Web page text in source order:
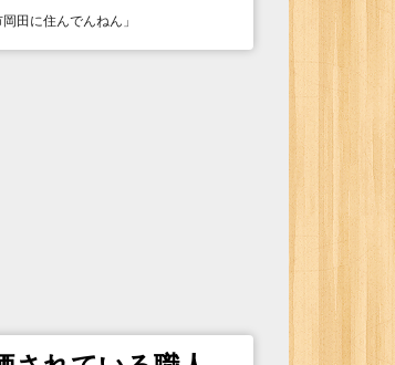
田に住んでんねん 」